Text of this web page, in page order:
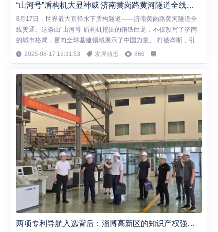
“山河号”盾构机大显神威 济南黄岗路黄河隧道全线贯通
8月17日，世界最大直径水下盾构隧道——济南黄岗路黄河隧道全
线贯通。这条由“山河号”盾构机挖掘的钢铁巨龙，不仅改写了济南
的城市格局，更向全球基建领域展示了中国力量。 打破垄断，引领
技术革新 济南黄岗路黄河隧道面临着黄河复杂地质与高水压的挑
了从技术追随者到标准制定者的历史...
2025-08-17 15:31:53 发展动态 866
两项专利导航入选背后：淄博高新区的知识产权强区密码